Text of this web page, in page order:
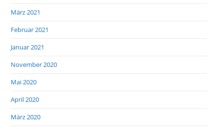
März 2021
Februar 2021
Januar 2021
November 2020
Mai 2020
April 2020
März 2020